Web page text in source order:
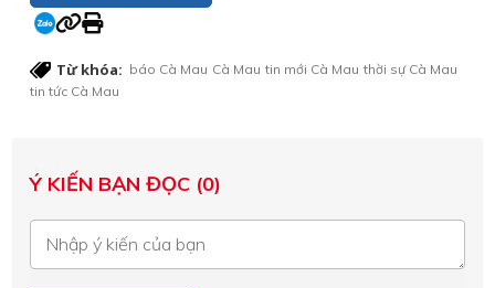
Từ khóa: báo Cà Mau Cà Mau tin mới Cà Mau thời sự Cà Mau
tin tức Cà Mau
Ý KIẾN BẠN ĐỌC (0)